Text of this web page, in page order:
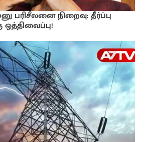
பரிசீலனை நிறைவு: தீர்ப்பு
ஒத்திவைப்பு!